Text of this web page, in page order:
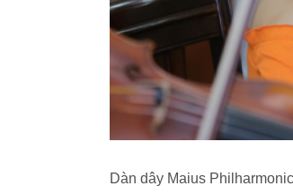
Dàn dây Maius